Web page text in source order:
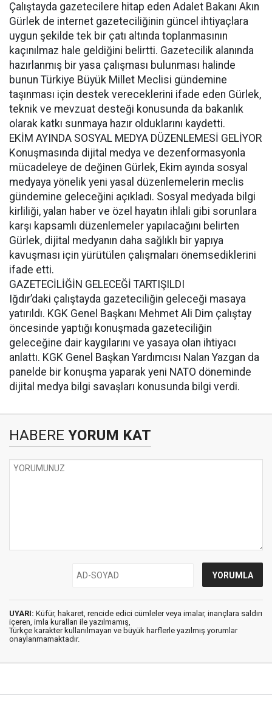
Çalıştayda gazetecilere hitap eden Adalet Bakanı Akın
Gürlek de internet gazeteciliğinin güncel ihtiyaçlara
uygun şekilde tek bir çatı altında toplanmasının
kaçınılmaz hale geldiğini belirtti. Gazetecilik alanında
hazırlanmış bir yasa çalışması bulunması halinde
bunun Türkiye Büyük Millet Meclisi gündemine
taşınması için destek vereceklerini ifade eden Gürlek,
teknik ve mevzuat desteği konusunda da bakanlık
olarak katkı sunmaya hazır olduklarını kaydetti.
EKİM AYINDA SOSYAL MEDYA DÜZENLEMESİ GELİYOR
Konuşmasında dijital medya ve dezenformasyonla
mücadeleye de değinen Gürlek, Ekim ayında sosyal
medyaya yönelik yeni yasal düzenlemelerin meclis
gündemine geleceğini açıkladı. Sosyal medyada bilgi
kirliliği, yalan haber ve özel hayatın ihlali gibi sorunlara
karşı kapsamlı düzenlemeler yapılacağını belirten
Gürlek, dijital medyanın daha sağlıklı bir yapıya
kavuşması için yürütülen çalışmaları önemsediklerini
ifade etti.
GAZETECİLİĞİN GELECEĞİ TARTIŞILDI
Iğdır’daki çalıştayda gazeteciliğin geleceği masaya
yatırıldı. KGK Genel Başkanı Mehmet Ali Dim çalıştay
öncesinde yaptığı konuşmada gazeteciliğin
geleceğine dair kaygılarını ve yasaya olan ihtiyacı
anlattı. KGK Genel Başkan Yardımcısı Nalan Yazgan da
panelde bir konuşma yaparak yeni NATO döneminde
dijital medya bilgi savaşları konusunda bilgi verdi.
HABERE YORUM KAT
UYARI: Küfür, hakaret, rencide edici cümleler veya imalar, inançlara saldırı
içeren, imla kuralları ile yazılmamış,
Türkçe karakter kullanılmayan ve büyük harflerle yazılmış yorumlar
onaylanmamaktadır.